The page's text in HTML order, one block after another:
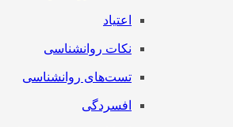
اعتیاد
نکات روانشناسی
تست‌های روانشناسی
افسردگی